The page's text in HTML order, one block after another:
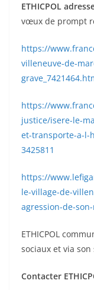
ETHICPOL
vœux de prompt
https://
villeneuve-de-
https://
justice/isere-le-
et-transporte-a-l-
3425811
https://
le-village-de-
agression-de-
ETHICPOL
sociaux et via
Contacter